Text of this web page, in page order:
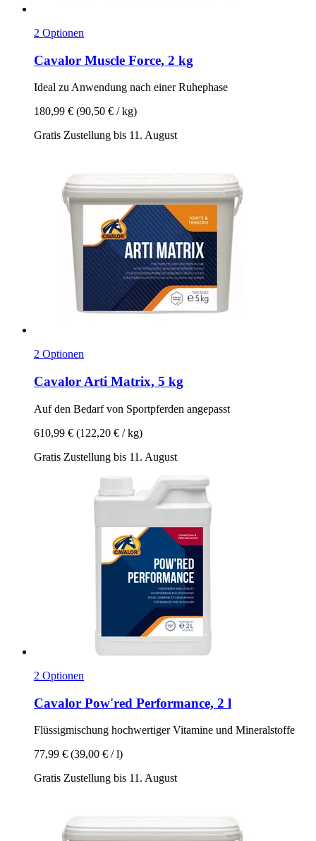
2 Optionen
Cavalor Muscle Force, 2 kg
Ideal zu Anwendung nach einer Ruhephase
180,99 € (90,50 € / kg)
Gratis Zustellung bis 11. August
2 Optionen
Cavalor Arti Matrix, 5 kg
Auf den Bedarf von Sportpferden angepasst
610,99 € (122,20 € / kg)
Gratis Zustellung bis 11. August
2 Optionen
Cavalor Pow'red Performance, 2 l
Flüssigmischung hochwertiger Vitamine und Mineralstoffe
77,99 € (39,00 € / l)
Gratis Zustellung bis 11. August